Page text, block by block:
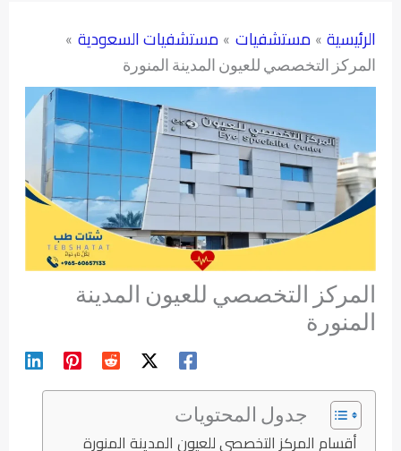
الرئيسية مستشفيات مستشفيات السعودية
المركز التخصصي للعيون المدينة المنورة
المركز التخصصي للعيون المدينة
المنورة
جدول المحتويات
أقسام المركز التخصصي للعيون المدينة المنورة